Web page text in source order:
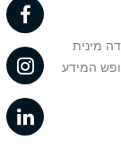
מינית
המידע